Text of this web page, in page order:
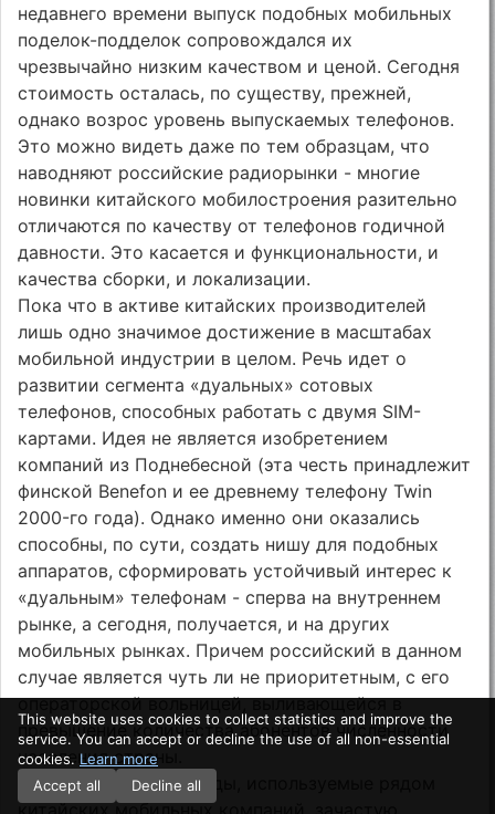
недавнего времени выпуск подобных мобильных
поделок-подделок сопровождался их
чрезвычайно низким качеством и ценой. Сегодня
стоимость осталась, по существу, прежней,
однако возрос уровень выпускаемых телефонов.
Это можно видеть даже по тем образцам, что
наводняют российские радиорынки - многие
новинки китайского мобилостроения разительно
отличаются по качеству от телефонов годичной
давности. Это касается и функциональности, и
качества сборки, и локализации.
Пока что в активе китайских производителей
лишь одно значимое достижение в масштабах
мобильной индустрии в целом. Речь идет о
развитии сегмента «дуальных» сотовых
телефонов, способных работать с двумя SIM-
картами. Идея не является изобретением
компаний из Поднебесной (эта честь принадлежит
финской Benefon и ее древнему телефону Twin
2000-го года). Однако именно они оказались
способны, по сути, создать нишу для подобных
аппаратов, сформировать устойчивый интерес к
«дуальным» телефонам - сперва на внутреннем
рынке, а сегодня, получается, и на других
мобильных рынках. Причем российский в данном
случае является чуть ли не приоритетным, с его
операторской вольницей, выливающейся в
превышение количества абонентов численности
населения страны.
Конечно, многие методы, используемые рядом
китайских мобильных компаний, зачастую
This website uses cookies to collect statistics and improve the
service. You can accept or decline the use of all non-essential
cookies. Learn more
Accept all
Decline all